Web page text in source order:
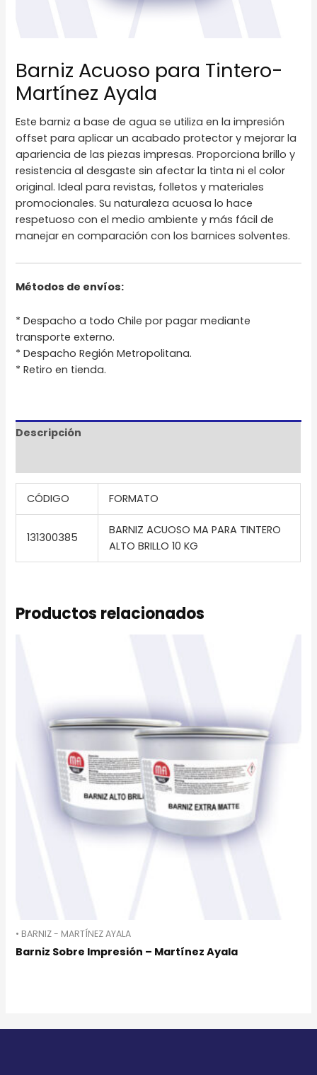
Barniz Acuoso para Tintero-
Martínez Ayala
Este barniz a base de agua se utiliza en la impresión
offset para aplicar un acabado protector y mejorar la
apariencia de las piezas impresas. Proporciona brillo y
resistencia al desgaste sin afectar la tinta ni el color
original. Ideal para revistas, folletos y materiales
promocionales. Su naturaleza acuosa lo hace
respetuoso con el medio ambiente y más fácil de
manejar en comparación con los barnices solventes.
Métodos de envíos:
* Despacho a todo Chile por pagar mediante
transporte externo.
* Despacho Región Metropolitana.
* Retiro en tienda.
Descripción
CÓDIGO FORMATO
131300385
BARNIZ ACUOSO MA PARA TINTERO
ALTO BRILLO 10 KG
Productos relacionados
• BARNIZ - MARTÍNEZ AYALA
Barniz Sobre Impresión – Martínez Ayala